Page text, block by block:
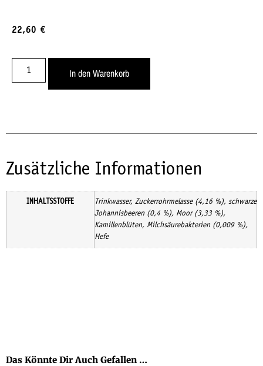
22,60 €
In den Warenkorb
Zusätzliche Informationen
INHALTSSTOFFE
Trinkwasser, Zuckerrohrmelasse (4,16 %), schwarze
Johannisbeeren (0,4 %), Moor (3,33 %),
Kamillenblüten, Milchsäurebakterien (0,009 %),
Hefe
Das Könnte Dir Auch Gefallen …